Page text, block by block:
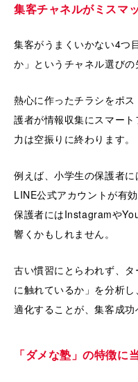
集客チャネルがミスマ
集客がうまくいかない4つ
か」というチャネル選びの
熱心に作ったチラシをポ
護者が情報収集にスマー
力は空振りに終わります。
例えば、小学生の保護者
LINE公式アカウントが有
保護者にはInstagramや
響くかもしれません。
古い慣習にとらわれず、
に触れているか」を分析
適化することが、集客成功
「ダメな塾」の特徴に